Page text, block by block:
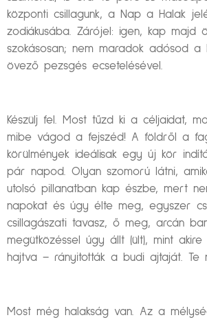
központi csillagunk, a Nap a Halak
zodiákusába. Zárójel: igen, kap majd
szokásosan; nem maradok adósod
övező pezsgés ecsetelésével.
Készülj fel. Most tűzd ki a céljaidat,
mibe vágod a fejszéd! A földről a
körülmények ideálisak egy új kör
pár napod. Olyan szomorú látni,
utolsó pillanatban kap észbe, mert
napokat és úgy élte meg, egyszer
csillagászati tavasz, ő meg, arcán
megütközéssel úgy állt (ült), mint akire
hajtva – rányitották a budi ajtaját. Te
Most még halakság van. Az a